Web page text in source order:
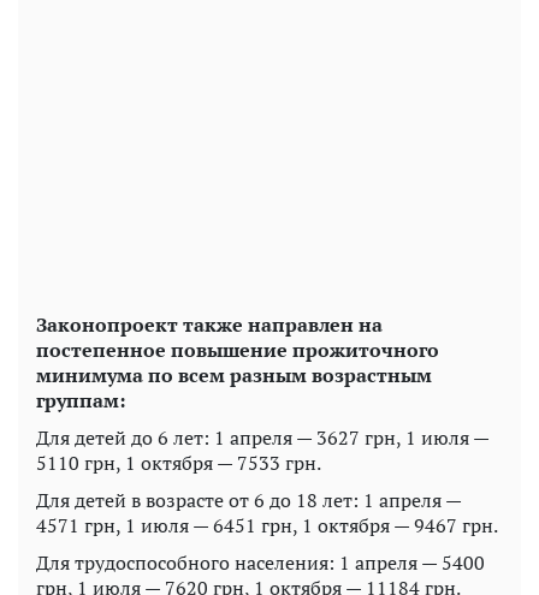
Законопроект также направлен на
постепенное повышение прожиточного
минимума по всем разным возрастным
группам:
Для детей до 6 лет: 1 апреля — 3627 грн, 1 июля —
5110 грн, 1 октября — 7533 грн.
Для детей в возрасте от 6 до 18 лет: 1 апреля —
4571 грн, 1 июля — 6451 грн, 1 октября — 9467 грн.
Для трудоспособного населения: 1 апреля — 5400
грн, 1 июля — 7620 грн, 1 октября — 11184 грн.